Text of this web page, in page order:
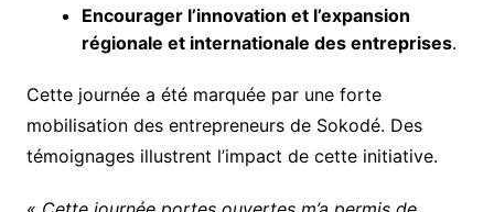
Encourager l’innovation et l’expansion
régionale et internationale des entreprises.
Cette journée a été marquée par une forte
mobilisation des entrepreneurs de Sokodé. Des
témoignages illustrent l’impact de cette initiative.